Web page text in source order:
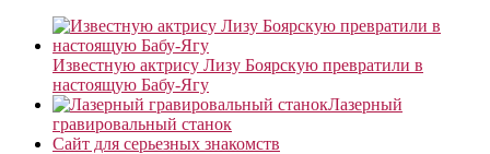
Известную актрису Лизу Боярскую превратили в
настоящую Бабу-Ягу
Лазерный
гравировальный станок
Сайт для серьезных знакомств